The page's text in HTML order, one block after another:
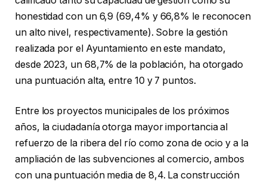
honestidad con un 6,9 (69,4% y 66,8% le reconocen
un alto nivel, respectivamente). Sobre la gestión
realizada por el Ayuntamiento en este mandato,
desde 2023, un 68,7% de la población, ha otorgado
una puntuación alta, entre 10 y 7 puntos.
Entre los proyectos municipales de los próximos
años, la ciudadanía otorga mayor importancia al
refuerzo de la ribera del río como zona de ocio y a la
ampliación de las subvenciones al comercio, ambos
con una puntuación media de 8,4. La construcción